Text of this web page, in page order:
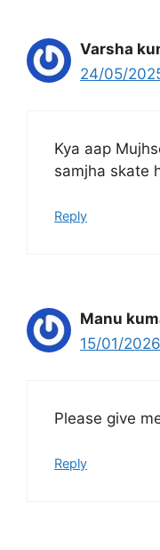
Varsha
24/05/
Kya aap
samjha skate
Reply
Manu
15/01/
Please give
Reply